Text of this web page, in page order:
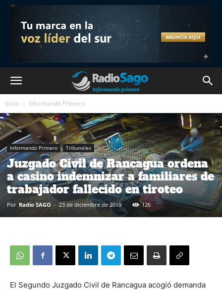
Inicio Informando Primero
Informando Primero Tribunales
Juzgado Civil de Rancagua ordena
a casino indemnizar a familiares de
trabajador fallecido en tiroteo
Por Radio SAGO - 23 de diciembre de 2019 126
El Segundo Juzgado Civil de Rancagua acogió demanda